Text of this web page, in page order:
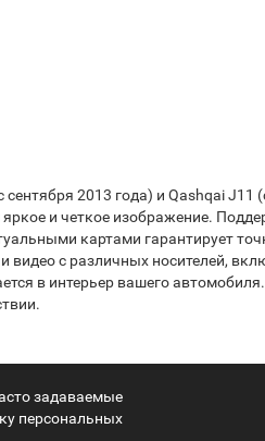
2013 года) и Qashqai
и четкое изображение.
картами гарантирует
с различных носителей,
в интерьер вашего
задаваемые
персональных